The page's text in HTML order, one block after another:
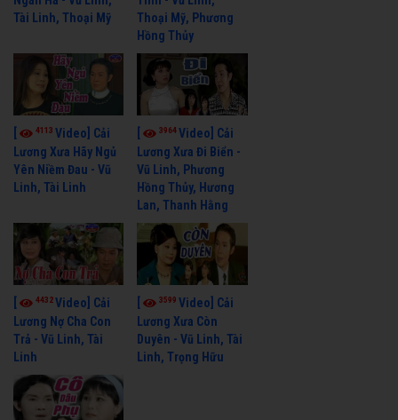
Tài Linh, Thoại Mỹ
Thoại Mỹ, Phương
Hồng Thủy
4113 Video] Cải
Lương Xưa Hãy Ngủ
Yên Niềm Đau - Vũ
Linh, Tài Linh
3964Video] Cải
Lương Xưa Đi Biển -
Vũ Linh, Phương
Hồng Thủy, Hương
Lan, Thanh Hằng
4432Video] Cải
Lương Nợ Cha Con
Trả - Vũ Linh, Tài
Linh
3599Video] Cải
Lương Xưa Còn
Duyên - Vũ Linh, Tài
Linh, Trọng Hữu